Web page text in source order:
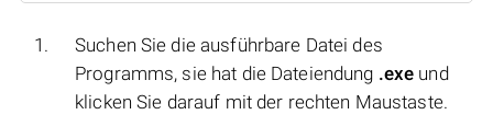
Suchen Sie die ausführbare Datei des
Programms, sie hat die Dateiendung .exe und
klicken Sie darauf mit der rechten Maustaste.